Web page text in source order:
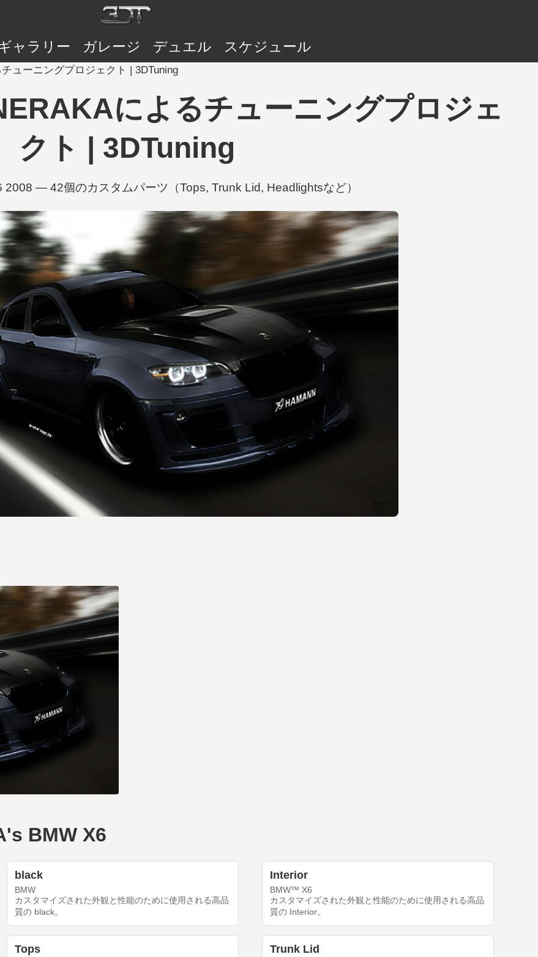
ャラリー ガレージ デュエル スケジュール
ューニングプロジェクト | 3DTuning
によるチューニングプロジェ
クト | 3DTuning
2008 — 42個のカスタムパーツ（Tops, Trunk Lid, Headlightsなど）
BMW X6
black
BMW
カスタマイズされた外観と性能のために使用される高品
質の black。
Interior
BMW™ X6
カスタマイズされた外観と性能のために使用される高品
質の Interior。
Tops Trunk Lid